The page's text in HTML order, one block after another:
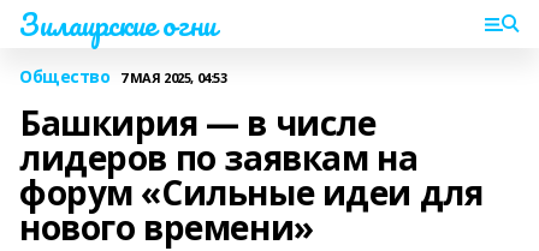
Зилаирские огни
Общество 7 МАЯ 2025, 04:53
Башкирия — в числе
лидеров по заявкам на
форум «Сильные идеи для
нового времени»